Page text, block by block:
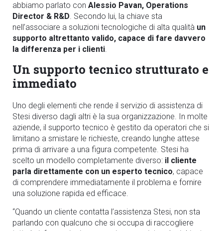
abbiamo parlato con Alessio Pavan, Operations
Director & R&D. Secondo lui, la chiave sta
nell’associare a soluzioni tecnologiche di alta qualità un
supporto altrettanto valido, capace di fare davvero
la differenza per i clienti.
Un supporto tecnico strutturato e
immediato
Uno degli elementi che rende il servizio di assistenza di
Stesi diverso dagli altri è la sua organizzazione. In molte
aziende, il supporto tecnico è gestito da operatori che si
limitano a smistare le richieste, creando lunghe attese
prima di arrivare a una figura competente. Stesi ha
scelto un modello completamente diverso: il cliente
parla direttamente con un esperto tecnico, capace
di comprendere immediatamente il problema e fornire
una soluzione rapida ed efficace.
“Quando un cliente contatta l’assistenza Stesi, non sta
parlando con qualcuno che si occupa di raccogliere